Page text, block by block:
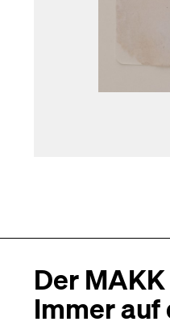
Der
Immer auf